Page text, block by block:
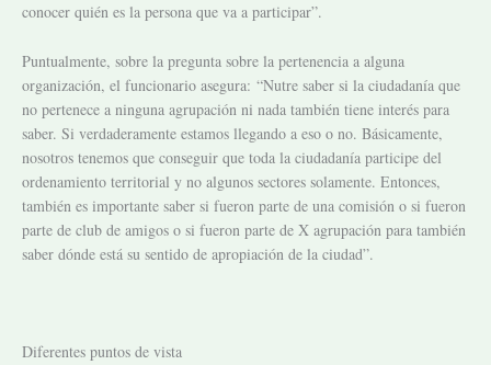
conocer quién es la persona que va a participar”.
Puntualmente, sobre la pregunta sobre la pertenencia a alguna
organización, el funcionario asegura: “Nutre saber si la ciudadanía que
no pertenece a ninguna agrupación ni nada también tiene interés para
saber. Si verdaderamente estamos llegando a eso o no. Básicamente,
nosotros tenemos que conseguir que toda la ciudadanía participe del
ordenamiento territorial y no algunos sectores solamente. Entonces,
también es importante saber si fueron parte de una comisión o si fueron
parte de club de amigos o si fueron parte de X agrupación para también
saber dónde está su sentido de apropiación de la ciudad”.
Diferentes puntos de vista